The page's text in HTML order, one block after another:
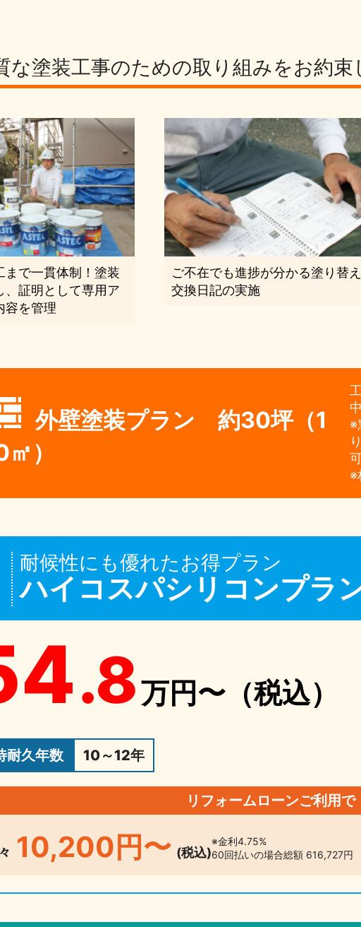
な塗装工事のための取り組みをお約束
まで一貫体制！塗装
、証明として専用ア
容を管理
ご不在でも進捗が分かる塗り替え
交換日記の実施
外壁塗装プラン 約30坪（1
）
※
※
耐候性にも優れたお得プラン
ハイコスパシリコンプラ
.8万円〜（税込）
耐久年数 10～12年
リフォームローンご利用で
10,200円〜 (税込)
※金利4.75%
60回払いの場合総額 616,727円